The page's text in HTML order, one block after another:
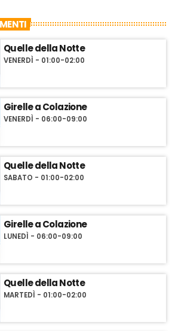
Quelle della Notte
VENERDÌ - 01:00-02:00
Girelle a Colazione
VENERDÌ - 06:00-09:00
Quelle della Notte
SABATO - 01:00-02:00
Girelle a Colazione
LUNEDÌ - 06:00-09:00
Quelle della Notte
MARTEDÌ - 01:00-02:00